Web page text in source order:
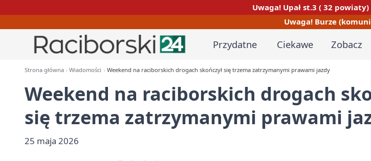
Uwaga! Upał st.3 ( 32
Uwaga! Burze
Przydatne Ciekawe Zobacz
Strona główna Wiadomości Weekend na raciborskich drogach skończył się trzema zatrzymanymi prawami jazdy
Weekend na raciborskich drogach
się trzema zatrzymanymi prawami
25 maja 2026